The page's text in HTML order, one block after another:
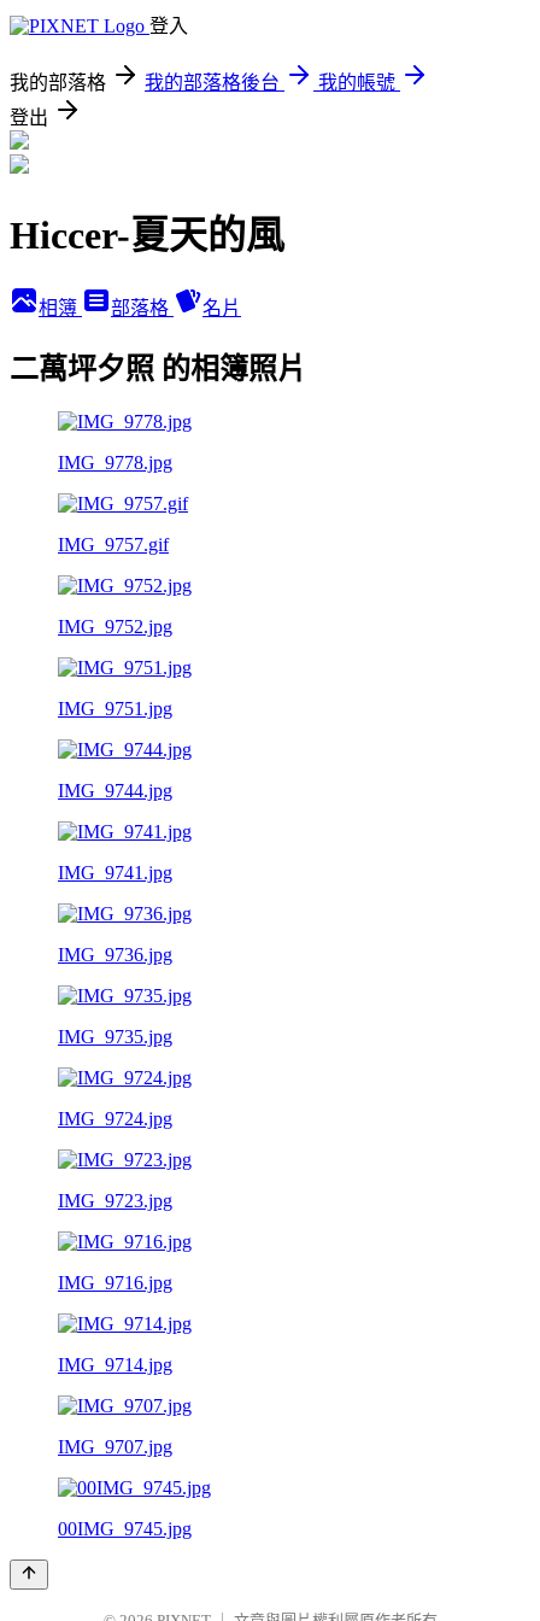
登入
我的部落格 我的部落格後台
我的帳號
登出
Hiccer-夏天的風
相簿 部落格 名片
二萬坪夕照 的相簿照片
IMG_9778.jpg
IMG_9757.gif
IMG_9752.jpg
IMG_9751.jpg
IMG_9744.jpg
IMG_9741.jpg
IMG_9736.jpg
IMG_9735.jpg
IMG_9724.jpg
IMG_9723.jpg
IMG_9716.jpg
IMG_9714.jpg
IMG_9707.jpg
00IMG_9745.jpg